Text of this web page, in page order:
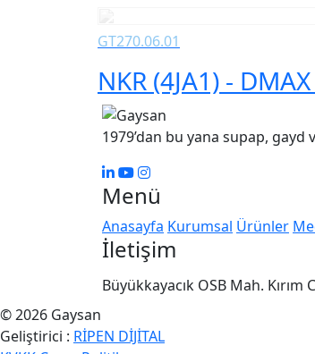
GT270.06.01
NKR (4JA1) -
1979’dan bu yana supap,
Menü
Anasayfa Kurumsal Ürünler
İletişim
Büyükkayacık OSB Mah.
© 2026 Gaysan
Geliştirici : RİPEN DİJİTAL